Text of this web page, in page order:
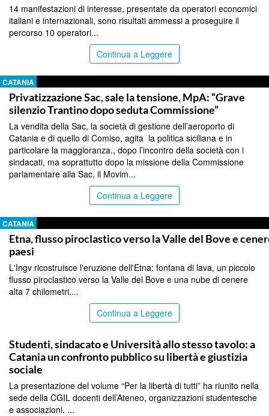
14 manifestazioni di interesse, presentate da operatori economici
italiani e internazionali, sono risultati ammessi a proseguire il
percorso 10 operatori...
Continua a Leggere
CATANIA
Privatizzazione Sac, sale la tensione, MpA: “Grave
silenzio Trantino dopo seduta Commissione”
La vendita della Sac, la società di gestione dell’aeroporto di
Catania e di quello di Comiso, agita la politica siciliana e in
particolare la maggioranza., dopo l’incontro della società con i
sindacati, ma soprattutto dopo la missione della Commissione
parlamentare alla Sac, il Movim...
Continua a Leggere
CATANIA
Etna, flusso piroclastico verso la Valle del Bove e
paesi
L'Ingv ricostruisce l'eruzione dell'Etna: fontana di lava, un piccolo
flusso piroclastico verso la Valle del Bove e una nube di cenere
alta 7 chilometri....
Continua a Leggere
Studenti, sindacato e Università allo stesso tavolo: a
Catania un confronto pubblico su libertà e giustizia
sociale
La presentazione del volume “Per la libertà di tutti” ha riunito nella
sede della CGIL docenti dell’Ateneo, organizzazioni studentesche
e associazioni. ...